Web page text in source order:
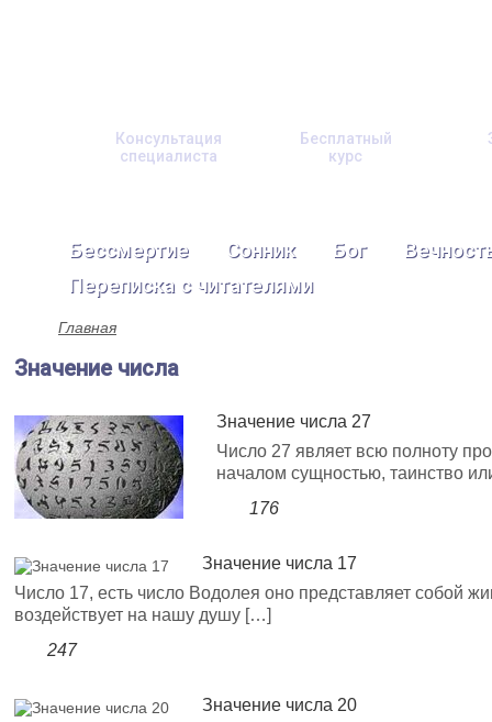
Консультация
специалиста
Бесплатный
курс
Бессмертие Сонник Бог
Переписка с читателями
Главная
Значение числа
Значение числа 27
Число 27 являет всю полноту
началом сущностью, таинство
176
Значение числа 17
Число 17, есть число Водолея оно представляет собой
воздействует на нашу душу […]
247
Значение числа 20